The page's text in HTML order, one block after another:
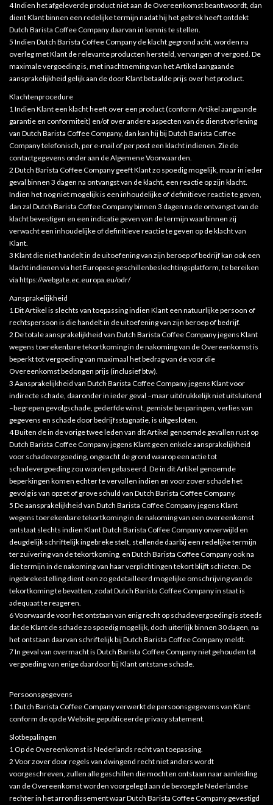
4 Indien het afgeleverde product niet aan de Overeenkomst beantwoordt, dan
dient Klant binnen een redelijke termijn nadat hij het gebrek heeft ontdekt
Dutch Barista Coffee Company daarvan in kennis te stellen.
5 Indien Dutch Barista Coffee Company de klacht gegrond acht, worden na
overleg met Klant de relevante producten hersteld, vervangen of vergoed. De
maximale vergoeding is, met inachtneming van het Artikel aangaande
aansprakelijkheid gelijk aan de door Klant betaalde prijs over het product.
Klachtenprocedure
1 Indien Klant een klacht heeft over een product (conform Artikel aangaande
garantie en conformiteit) en/of over andere aspecten van de dienstverlening
van Dutch Barista Coffee Company, dan kan hij bij Dutch Barista Coffee
Company telefonisch, per e-mail of per post een klacht indienen. Zie de
contactgegevens onder aan de Algemene Voorwaarden.
2 Dutch Barista Coffee Company geeft Klant zo spoedig mogelijk, maar in ieder
geval binnen 3 dagen na ontvangst van de klacht, een reactie op zijn klacht.
Indien het nog niet mogelijk is een inhoudelijke of definitieve reactie te geven,
dan zal Dutch Barista Coffee Company binnen 3 dagen na de ontvangst van de
klacht bevestigen en een indicatie geven van de termijn waarbinnen zij
verwacht een inhoudelijke of definitieve reactie te geven op de klacht van
Klant.
3 Klant die niet handelt in de uitoefening van zijn beroep of bedrijf kan ook een
klacht indienen via het Europese geschillenbeslechtingsplatform, te bereiken
via https://webgate.ec.europa.eu/odr/
Aansprakelijkheid
1 Dit Artikel is slechts van toepassing indien Klant een natuurlijke persoon of
rechtspersoon is die handelt in de uitoefening van zijn beroep of bedrijf.
2 De totale aansprakelijkheid van Dutch Barista Coffee Company jegens Klant
wegens toerekenbare tekortkoming in de nakoming van de Overeenkomst is
beperkt tot vergoeding van maximaal het bedrag van de voor die
Overeenkomst bedongen prijs (inclusief btw).
3 Aansprakelijkheid van Dutch Barista Coffee Company jegens Klant voor
indirecte schade, daaronder in ieder geval –maar uitdrukkelijk niet uitsluitend
–begrepen gevolgschade, gederfde winst, gemiste besparingen, verlies van
gegevens en schade door bedrijfsstagnatie, is uitgesloten.
4 Buiten de in de vorige twee leden van dit Artikel genoemde gevallen rust op
Dutch Barista Coffee Company jegens Klant geen enkele aansprakelijkheid
voor schadevergoeding, ongeacht de grond waarop een actie tot
schadevergoeding zou worden gebaseerd. De in dit Artikel genoemde
beperkingen komen echter te vervallen indien en voor zover schade het
gevolg is van opzet of grove schuld van Dutch Barista Coffee Company.
5 De aansprakelijkheid van Dutch Barista Coffee Company jegens Klant
wegens toerekenbare tekortkoming in de nakoming van een overeenkomst
ontstaat slechts indien Klant Dutch Barista Coffee Company onverwijld en
deugdelijk schriftelijk ingebreke stelt, stellende daarbij een redelijke termijn
ter zuivering van de tekortkoming, en Dutch Barista Coffee Company ook na
die termijn in de nakoming van haar verplichtingen tekort blijft schieten. De
ingebrekestelling dient een zo gedetailleerd mogelijke omschrijving van de
tekortkoming te bevatten, zodat Dutch Barista Coffee Company in staat is
adequaat te reageren.
6 Voorwaarde voor het ontstaan van enig recht op schadevergoeding is steeds
dat de Klant de schade zo spoedig mogelijk, doch uiterlijk binnen 30 dagen, na
het ontstaan daarvan schriftelijk bij Dutch Barista Coffee Company meldt.
7 In geval van overmacht is Dutch Barista Coffee Company niet gehouden tot
vergoeding van enige daardoor bij Klant ontstane schade.
Persoonsgegevens
1 Dutch Barista Coffee Company verwerkt de persoonsgegevens van Klant
conform de op de Website gepubliceerde privacy statement.
Slotbepalingen
1 Op de Overeenkomst is Nederlands recht van toepassing.
2 Voor zover door regels van dwingend recht niet anders wordt
voorgeschreven, zullen alle geschillen die mochten ontstaan naar aanleiding
van de Overeenkomst worden voorgelegd aan de bevoegde Nederlandse
rechter in het arrondissement waar Dutch Barista Coffee Company gevestigd